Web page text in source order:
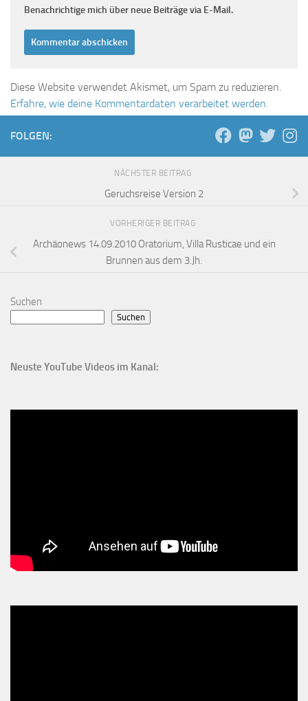
Benachrichtige mich über neue Beiträge via E-Mail.
Diese Website verwendet Akismet, um Spam zu reduzieren.
Erfahre, wie deine Kommentardaten verarbeitet werden.
FOLGEN:
NÄCHSTER BEITRAG
Geruchsreise Version 2
VORHERIGER BEITRAG
Archäonews 14.09.2010 Oratorium, Villa Rusticae und ein
Brunnen aus dem 3.Jh.
Suchen
Suchen
Neuste YouTube Videos im Kanal: